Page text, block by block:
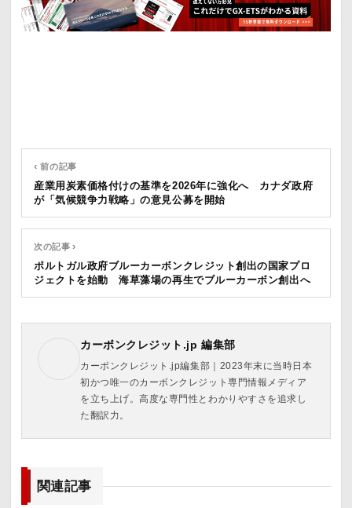
‹ 前の記事
産業用炭素価格付けの基準を2026年に強化へ カナダ政府
が「気候競争力戦略」の意見公募を開始
次の記事 ›
ポルトガル政府ブルーカーボンクレジット創出の国家プロ
ジェクトを始動 海草藻場の再生でブルーカーボン創出へ
カーボンクレジット.jp 編集部
カーボンクレジット.jp編集部｜2023年末に当時日本
初かつ唯一のカーボンクレジット専門情報メディア
を立ち上げ。高度な専門性とわかりやすさを追求し
た翻訳力。
関連記事